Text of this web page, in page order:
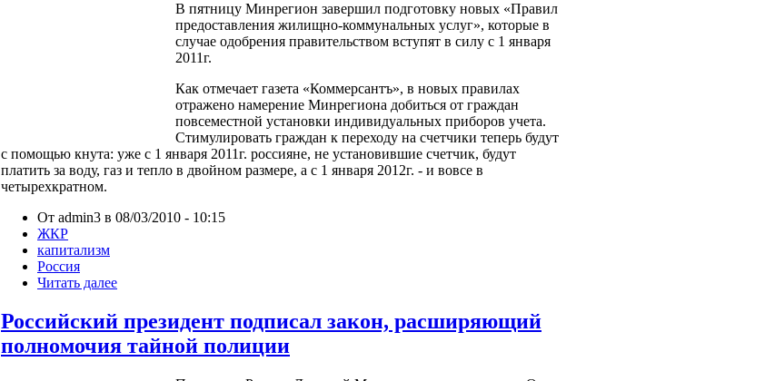
В пятницу Минрегион завершил подготовку новых «Правил
предоставления жилищно-коммунальных услуг», которые в
случае одобрения правительством вступят в силу с 1 января
2011г.
Как отмечает газета «Коммерсантъ», в новых правилах
отражено намерение Минрегиона добиться от граждан
повсеместной установки индивидуальных приборов учета.
Стимулировать граждан к переходу на счетчики теперь будут
с помощью кнута: уже с 1 января 2011г. россияне, не установившие счетчик, будут
платить за воду, газ и тепло в двойном размере, а с 1 января 2012г. - и вовсе в
четырехкратном.
От admin3 в 08/03/2010 - 10:15
ЖКР
капитализм
Россия
Читать далее
Российский президент подписал закон, расширяющий
полномочия тайной полиции